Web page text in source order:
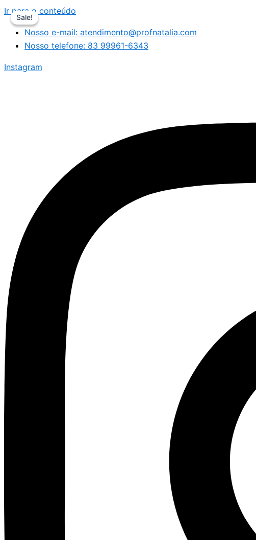
Ir para o conteúdo
Nosso e-mail: atendimento@profnatalia.com
Nosso telefone: 83 99961-6343
Instagram
Sale!
Sale!